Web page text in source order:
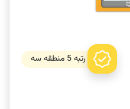
رتبه 5 منطقه سه